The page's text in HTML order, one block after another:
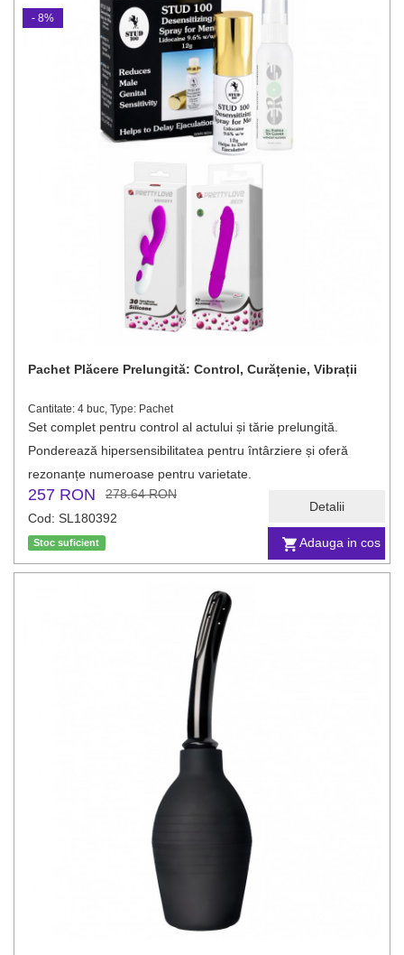
Adauga in cos
Detalii
Pachet Plăcere Prelungită: Control, Curățenie, Vibrații
Cantitate: 4 buc, Type: Pachet
Set complet pentru control al actului și tărie prelungită.
Ponderează hipersensibilitatea pentru întârziere și oferă
rezonanțe numeroase pentru varietate.
257 RON
278.64 RON
Cod: SL180392
Stoc suficient
- 8%